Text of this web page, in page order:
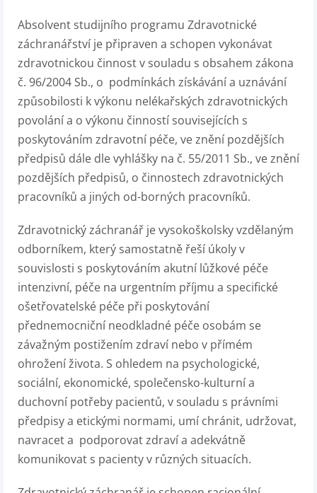
Absolvent studijního programu Zdravotnické
záchranářství je připraven a schopen vykonávat
zdravotnickou činnost v souladu s obsahem zákona
č. 96/2004 Sb., o podmínkách získávání a uznávání
způsobilosti k výkonu nelékařských zdravotnických
povolání a o výkonu činností souvisejících s
poskytováním zdravotní péče, ve znění pozdějších
předpisů dále dle vyhlášky na č. 55/2011 Sb., ve znění
pozdějších předpisů, o činnostech zdravotnických
pracovníků a jiných od-borných pracovníků.
Zdravotnický záchranář je vysokoškolsky vzdělaným
odborníkem, který samostatně řeší úkoly v
souvislosti s poskytováním akutní lůžkové péče
intenzivní, péče na urgentním příjmu a specifické
ošetřovatelské péče při poskytování
přednemocniční neodkladné péče osobám se
závažným postižením zdraví nebo v přímém
ohrožení života. S ohledem na psychologické,
sociální, ekonomické, společensko-kulturní a
duchovní potřeby pacientů, v souladu s právními
předpisy a etickými normami, umí chránit, udržovat,
navracet a podporovat zdraví a adekvátně
komunikovat s pacienty v různých situacích.